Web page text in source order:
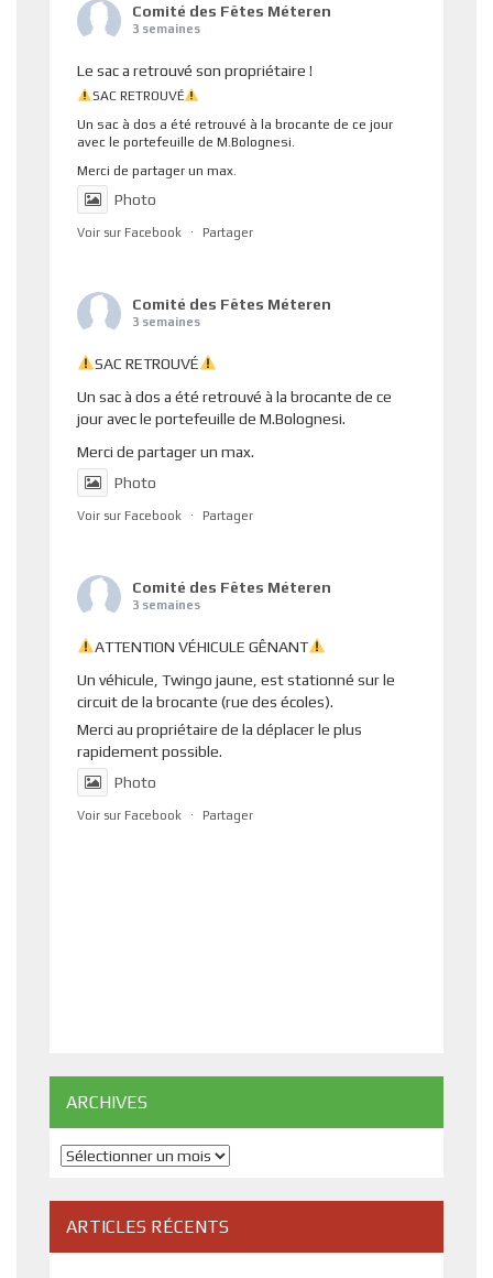
Comité des Fêtes Méteren
3 semaines
Le sac a retrouvé son propriétaire !
SAC RETROUVÉ
Un sac à dos a été retrouvé à la brocante de ce jour
avec le portefeuille de M.Bolognesi.
Merci de partager un max.
Photo
Voir sur Facebook · Partager
Comité des Fêtes Méteren
3 semaines
SAC RETROUVÉ
Un sac à dos a été retrouvé à la brocante de ce
jour avec le portefeuille de M.Bolognesi.
Merci de partager un max.
Photo
Voir sur Facebook · Partager
Comité des Fêtes Méteren
3 semaines
ATTENTION VÉHICULE GÊNANT
Un véhicule, Twingo jaune, est stationné sur le
circuit de la brocante (rue des écoles).
Merci au propriétaire de la déplacer le plus
rapidement possible.
Photo
Voir sur Facebook · Partager
ARCHIVES
Archives
ARTICLES RÉCENTS